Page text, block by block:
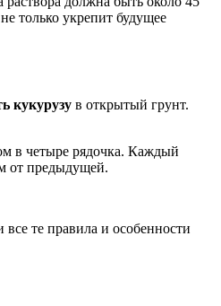
только укрепит будущее
кукурузу в открытый грунт.
в четыре рядочка. Каждый
от предыдущей.
те правила и особенности